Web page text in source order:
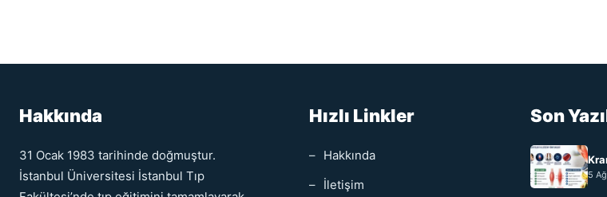
Hakkında
31 Ocak 1983 tarihinde doğmuştur.
İstanbul Üniversitesi İstanbul Tıp
Hızlı Linkler
Hakkında
İletişim
Son
5